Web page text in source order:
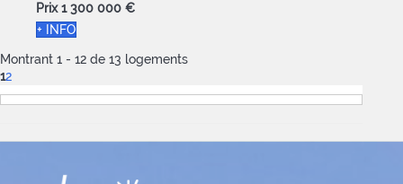
Prix 1 300 000 €
+ INFO
Montrant 1 - 12 de 13 logements
12